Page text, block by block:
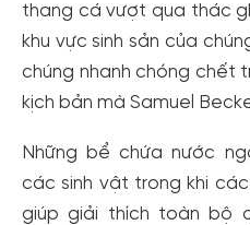
thang cá vượt qua thác
khu vực sinh sản của
chúng nhanh chóng chết
kịch bản mà Samuel
Những bể chứa nước
các sinh vật trong khi
giúp giải thích toàn bộ